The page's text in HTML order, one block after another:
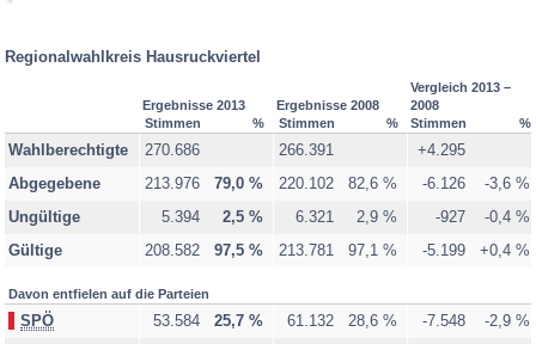
Regionalwahlkreis Hausruckviertel
Ergebnisse 2013 Ergebnisse 2008
Vergleich 2013 –
2008
Stimmen
% Stimmen % Stimmen %
Wahlberechtigte 270.686 266.391
+4.295
Abgegebene
213.976 79,0 % 220.102 82,6 % -6.126
-3,6 %
Ungültige
5.394 2,5 % 6.321 2,9 % -927
-0,4 %
Gültige
208.582 97,5 % 213.781 97,1 % -5.199 +0,4 %
Davon entfielen auf die Parteien
SPÖ 53.584 25,7 % 61.132 28,6 % -7.548
-2,9 %